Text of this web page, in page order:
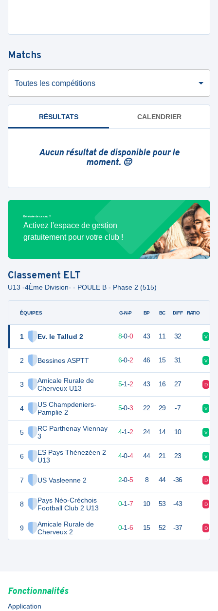
Matchs
Toutes les compétitions
RÉSULTATS CALENDRIER
Aucun résultat de disponible pour le
moment. 😔
Bénévole de ce club ?
Activez l'espace de gestion
gratuitement pour votre club !
Classement ELT
U13 -4Ème Division- - POULE B - Phase 2 (515)
ÉQUIPES
1 Ev. le Tallud 2
2 Bessines ASPTT
3
Amicale Rurale de
Cherveux U13
4
US Champdeniers-
Pamplie 2
5
RC Parthenay Viennay
3
6
ES Pays Thénezéen 2
U13
7 US Vasleenne 2
8
Pays Néo-Créchois
Football Club 2 U13
9
Amicale Rurale de
Cherveux 2
G-N-P BP BC DIFF RATIO
8-0-0 43 11 32 V
18 6-0-2 46 15 31 V
16 5-1-2 43 16 27 D
15 5-0-3 22 29 -7 V
12 8 4-1-2 24 14 10 V
12 8 4-0-4 44 21 23 V
2-0-5 8 44 -36 D
1 0-1-7 10 53 -43 D
0 0-1-6 15 52 -37 D
Fonctionnalités
Application